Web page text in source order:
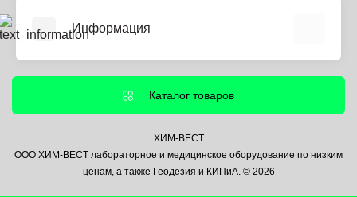
Информация
Информация о доставке
Политика безопасности
Контакты
Каталог товаров
ХИМ-ВЕСТ
ООО ХИМ-ВЕСТ лабораторное и медицинское оборудование по низким
ценам, а также Геодезия и КИПиА. © 2026